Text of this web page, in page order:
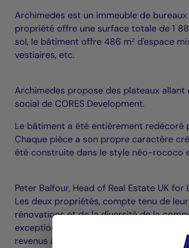
Archimedes est un immeuble de
propriété offre une surface totale de 1
sol, le bâtiment offre 486 m² d'espace
vestiaires, etc.
Archimedes propose des plateaux allant
social de CORES Development.
Le bâtiment a été entièrement redécoré
Chaque pièce a son propre caractère
été construite dans le style néo-rococo
Peter Balfour, Head of Real Estate UK
Les deux propriétés, compte tenu de
rénovations et de la diversité de la
exceptionnels à notre portefeuille
revenus à long terme. »